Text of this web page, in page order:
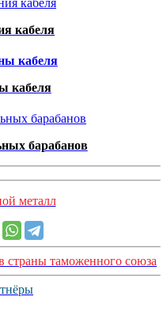
кабеля
кабеля
барабанов
металл
страны таможенного союза